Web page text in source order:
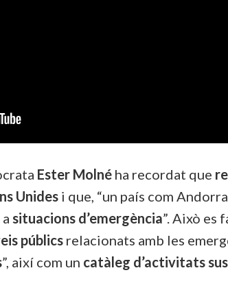
Ester Molné ha recordat que
Unides i que, “un país com
situacions d’emergència”. Això es
públics relacionats amb les
”, així com un catàleg d’activitats